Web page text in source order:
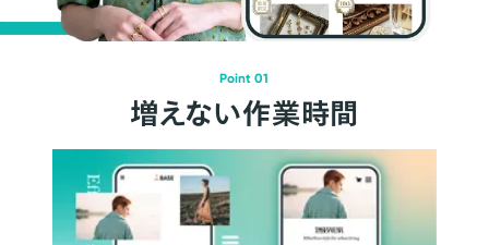
Point 01
増えない作業時間